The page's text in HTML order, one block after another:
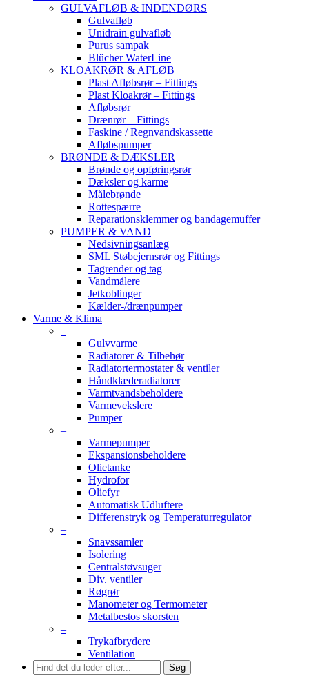
GULVAFLØB & INDENDØRS
Gulvafløb
Unidrain gulvafløb
Purus sampak
Blücher WaterLine
KLOAKRØR & AFLØB
Plast Afløbsrør – Fittings
Plast Kloakrør – Fittings
Afløbsrør
Drænrør – Fittings
Faskine / Regnvandskassette
Afløbspumper
BRØNDE & DÆKSLER
Brønde og opføringsrør
Dæksler og karme
Målebrønde
Rottespærre
Reparationsklemmer og bandagemuffer
PUMPER & VAND
Nedsivningsanlæg
SML Støbejernsrør og Fittings
Tagrender og tag
Vandmålere
Jetkoblinger
Kælder-/drænpumper
Varme & Klima
–
Gulvvarme
Radiatorer & Tilbehør
Radiatortermostater & ventiler
Håndklæderadiatorer
Varmtvandsbeholdere
Varmevekslere
Pumper
–
Varmepumper
Ekspansionsbeholdere
Olietanke
Hydrofor
Oliefyr
Automatisk Udluftere
Differenstryk og Temperaturregulator
–
Snavssamler
Isolering
Centralstøvsuger
Div. ventiler
Røgrør
Manometer og Termometer
Metalbestos skorsten
–
Trykafbrydere
Ventilation
Søg